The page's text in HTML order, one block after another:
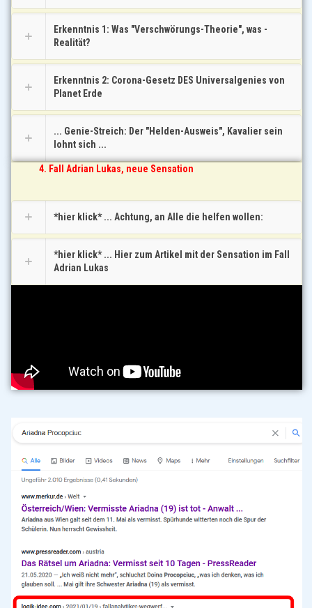
Erkenntnis 1: Was "Verschwörungs-Theorie", was -
Realität?
Erkenntnis 2: Corona-Gesetz DES Universalgenies von
Planet Erde
... Genie-Streich: Der "Helden-Ausweis", Kavalier sein
lohnt sich ...
4. Fall Adrian Lukas, neue Sensation
*hier klick* ... Achtung, an Alle die helfen wollen:
*hier klick* ... Hier zum Artikel mit der Sensation im Fall
Adrian Lukas